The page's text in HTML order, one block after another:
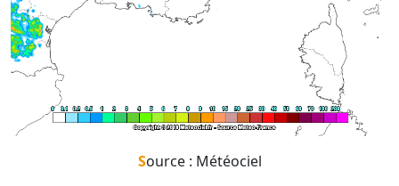
Source : Météociel